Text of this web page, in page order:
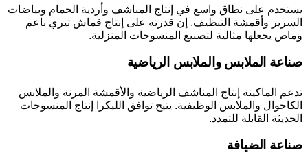
يستخدم على نطاق واسع في إنتاج المناشف وأردية الحمام وبياضات
السرير وأقمشة التنظيف. إن قدرته على إنتاج قماش تيري ناعم
وماص يجعلها مثالية لتصنيع المنسوجات المنزلية.
صناعة الملابس والملابس الرياضية
تدعم الماكينة إنتاج المناشف الرياضية والأقمشة المرنة والملابس
الكاجوال والملابس الوظيفية. يتيح توافق الليكرا إنتاج المنسوجات
الحديثة القابلة للتمدد.
صناعة الضيافة